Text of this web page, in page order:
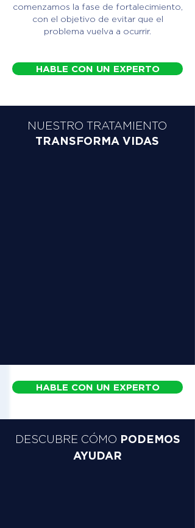
comenzamos la fase de fortalecimiento,
con el objetivo de evitar que el
problema vuelva a ocurrir.
HABLE CON UN EXPERTO
NUESTRO TRATAMIENTO
TRANSFORMA VIDAS
HABLE CON UN EXPERTO
DESCUBRE CÓMO PODEMOS
AYUDAR